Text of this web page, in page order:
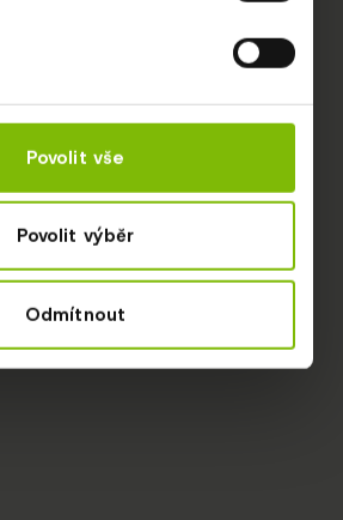
Povolit vše
Povolit výběr
Odmítnout